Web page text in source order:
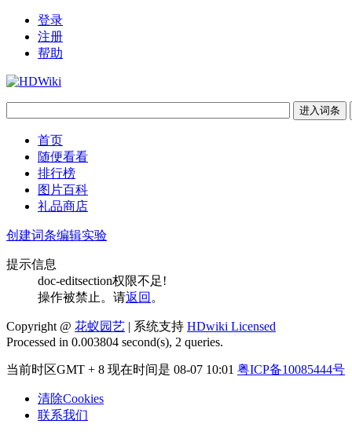
登录
注册
帮助
首页
随便看看
排行榜
图片百科
礼品商店
创建词条编辑实验
提示信息
doc-editsection权限不足!
操作被禁止。请返回 。
Copyright @ 花蚁园艺 | 系统支持 HDwiki Licensed
Processed in 0.003804 second(s), 2 queries.
当前时区GMT + 8 现在时间是 08-07 10:01 粤ICP备10085444号
清除Cookies
联系我们